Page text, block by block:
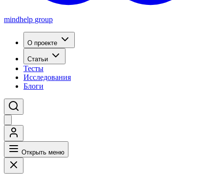
mindhelp group
О проекте
Статьи
Тесты
Исследования
Блоги
Открыть меню